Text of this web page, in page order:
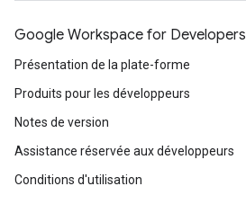
Google Workspace for Developers
Présentation de la plate-forme
Produits pour les développeurs
Notes de version
Assistance réservée aux développeurs
Conditions d'utilisation